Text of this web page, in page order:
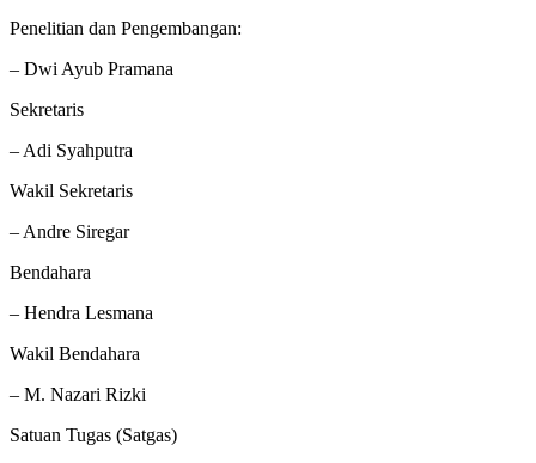
Penelitian dan Pengembangan:
– Dwi Ayub Pramana
Sekretaris
– Adi Syahputra
Wakil Sekretaris
– Andre Siregar
Bendahara
– Hendra Lesmana
Wakil Bendahara
– M. Nazari Rizki
Satuan Tugas (Satgas)